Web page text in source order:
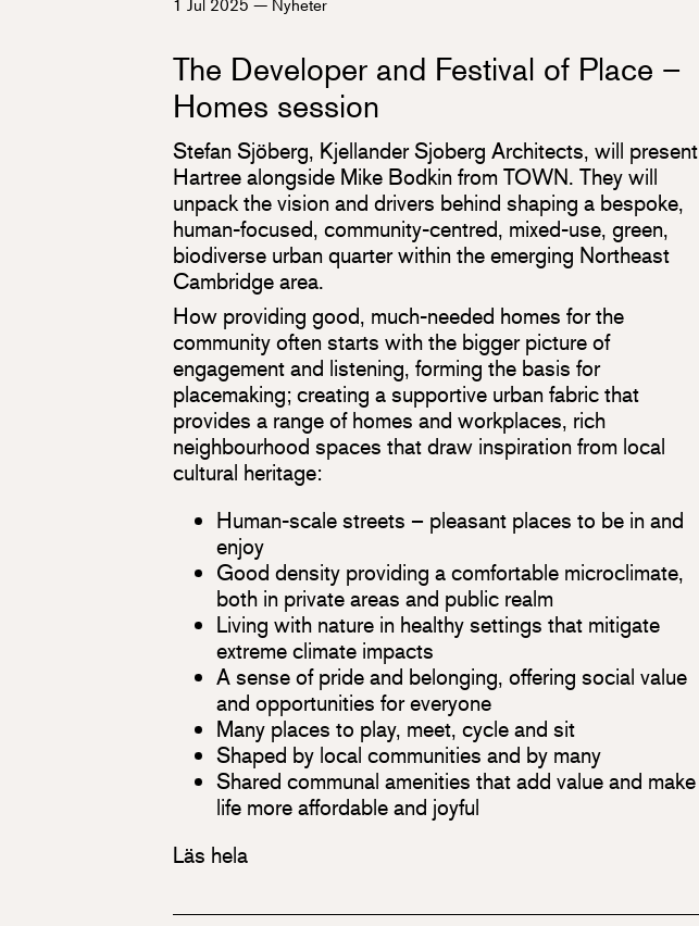
1 Jul 2025— Nyheter
The Developer and Festival of Place –
Homes session
Stefan Sjöberg, Kjellander Sjoberg Architects, will present
Hartree alongside Mike Bodkin from TOWN. They will
unpack the vision and drivers behind shaping a bespoke,
human-focused, community-centred, mixed-use, green,
biodiverse urban quarter within the emerging Northeast
Cambridge area.
How providing good, much-needed homes for the
community often starts with the bigger picture of
engagement and listening, forming the basis for
placemaking; creating a supportive urban fabric that
provides a range of homes and workplaces, rich
neighbourhood spaces that draw inspiration from local
cultural heritage:
Human-scale streets – pleasant places to be in and
enjoy
Good density providing a comfortable microclimate,
both in private areas and public realm
Living with nature in healthy settings that mitigate
extreme climate impacts
A sense of pride and belonging, offering social value
and opportunities for everyone
Many places to play, meet, cycle and sit
Shaped by local communities and by many
Shared communal amenities that add value and make
life more affordable and joyful
Läs hela